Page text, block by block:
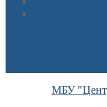
МБУ "Центр